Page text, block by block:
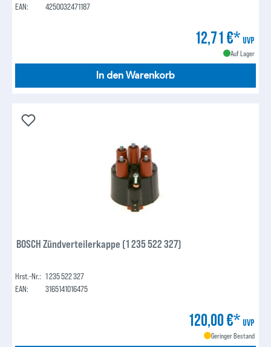
EAN:
4250032471187
12,71 €* UVP
Auf Lager
In den Warenkorb
BOSCH Zündverteilerkappe (1 235 522 327)
Hrst.-Nr.: 1 235 522 327
EAN:
3165141016475
120,00 €* UVP
Geringer Bestand